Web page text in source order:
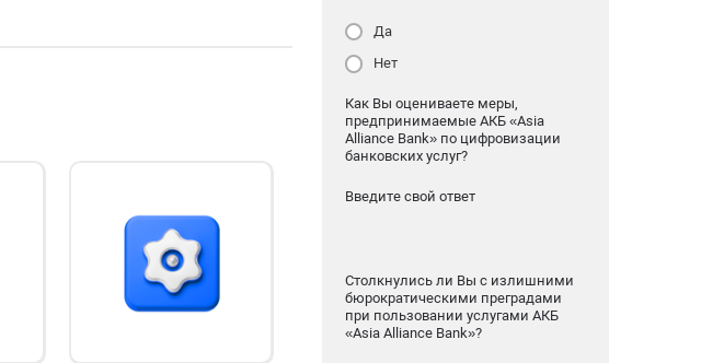
Да
Нет
Как Вы оцениваете меры,
предпринимаемые АКБ «Asia
Alliance Bank» по цифровизации
банковских услуг?
Введите свой ответ
Столкнулись ли Вы с излишними
бюрократическими преградами
при пользовании услугами АКБ
«Asia Alliance Bank»?